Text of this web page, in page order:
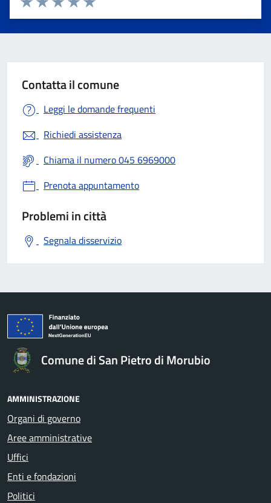
Valuta 5 stelle su 5
Valuta 4 stelle su 5
Valuta 3 stelle su 5
Valuta 2 stelle su 5
Valuta 1 stelle su 5
Contatta il comune
Leggi le domande frequenti
Richiedi assistenza
Chiama il numero 045 6969000
Prenota appuntamento
Problemi in città
Segnala disservizio
Comune di San Pietro di Morubio
AMMINISTRAZIONE
Organi di governo
Aree amministrative
Uffici
Enti e fondazioni
Politici